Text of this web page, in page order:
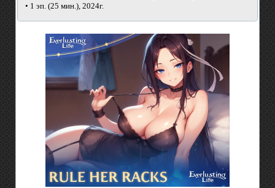
• 1 эп. (25 мин.), 2024г.